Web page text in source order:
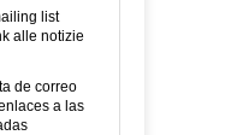
list
alle notizie
de correo
a las